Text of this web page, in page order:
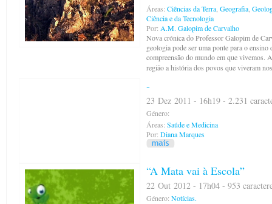
Áreas: Ciências da Terra Geografia
Ciência e da Tecnologia
Por: A.M. Galopim de Carvalho
Nova crónica do Professor Galopim de
geologia pode ser uma ponte para o
compreensão do mundo em que vivemos.
região a história dos povos que viveram
-
23 Dez 2011 - 16h19 - 2.231
Género:
Áreas: Saúde e Medicina
Por: Diana Marques
“A Mata vai à Escola”
22 Out 2012 - 17h04 - 953
Género: Notícias.